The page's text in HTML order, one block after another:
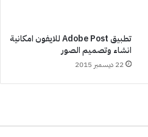
تطبيق Adobe Post للايفون امكانية
انشاء وتصميم الصور
22 ديسمبر 2015